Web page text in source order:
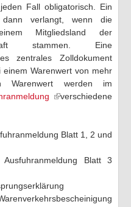
Fall obligatorisch. Ein
dann verlangt, wenn die
Mitgliedsland der
stammen. Eine
zentrales Zolldokument
Warenwert von mehr
werden im
verschiedene
Blatt 1, 2 und
Blatt 3